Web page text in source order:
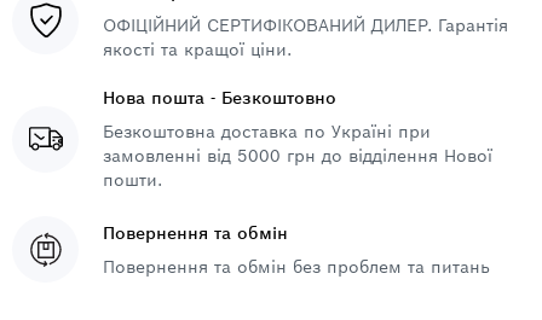
ОФІЦІЙНИЙ СЕРТИФІКОВАНИЙ ДИЛЕР. Гарантія
якості та кращої ціни.
Нова пошта - Безкоштовно
Безкоштовна доставка по Україні при
замовленні від 5000 грн до відділення Нової
пошти.
Повернення та обмін
Повернення та обмін без проблем та питань